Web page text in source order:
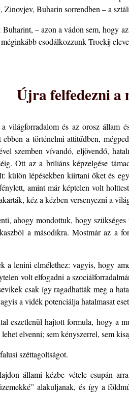
Buharin sorrendben – a
– azon a vádon sem, hogy
csodálkozzunk Trockij
Újra felfedezni
világforradalom és az orosz állam
a történelmi attitűdben,
szemben vívandó, eljövendő,
Ott az a briliáns képzelgése
külön lépésekben kiírtani őket és
amint már képtelen volt
kéz a kézben versenyezni a
ahogy mondottuk, hogy
a másodikra. Mostmár az a
a lenini elmélethez: vagyis, hogy
volt elfogadni a
csak így ragadhatták meg a
a vidék potenciálja hatalmasat
eszetlenül hajtott formula, hogy a
elvenni; sem kényszerrel, sem
széttagoltságot.
állami kézbe vétele csupán
alakuljanak, és így a